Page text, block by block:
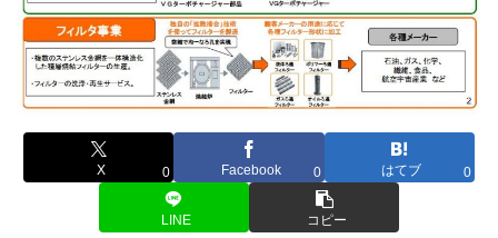
X 0 Facebook 0 はてブ 0
LINE コピー